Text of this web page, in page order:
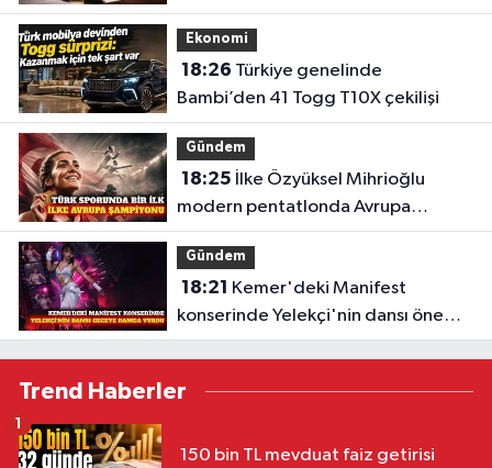
Ekonomi
18:26
Bambi’den 41 Togg T10X çekilişi
Gündem
18:25
modern pentatlonda Avrupa
şampiyonu
Gündem
18:21
konserinde Yelekçi'nin dansı öne
çıktı
Trend Haberler
150 bin TL mevduat faiz getirisi
1